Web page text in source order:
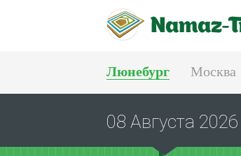
Люнебург Москва
08 Августа 2026